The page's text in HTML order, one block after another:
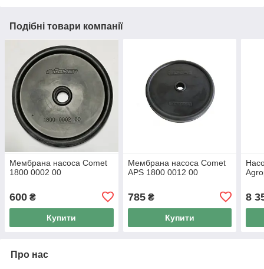
Подібні товари компанії
Мембрана насоса Comet
1800 0002 00
600 ₴
Купити
Мембрана насоса Comet
APS 1800 0012 00
785₴
Купити
8
Про нас